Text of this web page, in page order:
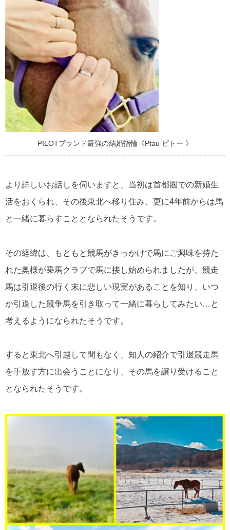
PILOTブランド最強の結婚指輪《Ptau ピトー 》
より詳しいお話しを伺いますと、当初は首都圏での新婚生
活をおくられ、その後東北へ移り住み、更に4年前からは馬
と一緒に暮らすこととなられたそうです。
その経緯は、もともと競馬がきっかけで馬にご興味を持た
れた奥様が乗馬クラブで馬に接し始められましたが、競走
馬は引退後の行く末に悲しい現実があることを知り、いつ
か引退した競争馬を引き取って一緒に暮らしてみたい…と
考えるようになられたそうです。
すると東北へ引越して間もなく、知人の紹介で引退競走馬
を手放す方に出会うことになり、その馬を譲り受けること
となられたそうです。